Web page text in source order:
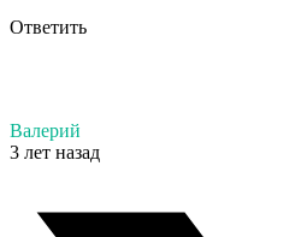
Ответить
Валерий
3 лет назад